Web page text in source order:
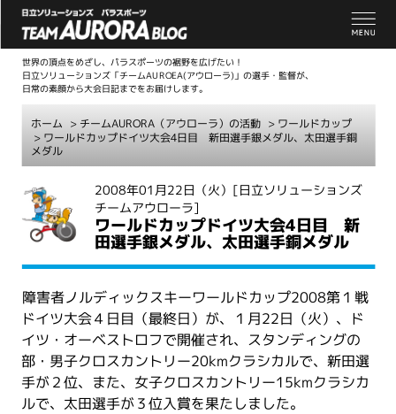
世界の頂点をめざし、パラスポーツの裾野を広げたい！
日立ソリューションズ「チームAUROEA(アウローラ)」の選手・監督が、
日常の素顔から大会日記までをお届けします。
ホーム > チームAURORA（アウローラ）の活動 > ワールドカップ
> ワールドカップドイツ大会4日目 新田選手銀メダル、太田選手銅
メダル
2008年01月22日（火） [日立ソリューションズ
チームアウローラ]
ワールドカップドイツ大会4日目 新
田選手銀メダル、太田選手銅メダル
障害者ノルディックスキーワールドカップ2008第１戦
ドイツ大会４日目（最終日）が、１月22日（火）、ド
イツ・オーベストロフで開催され、スタンディングの
部・男子クロスカントリー20kmクラシカルで、新田選
手が２位、また、女子クロスカントリー15kmクラシカ
ルで、太田選手が３位入賞を果たしました。